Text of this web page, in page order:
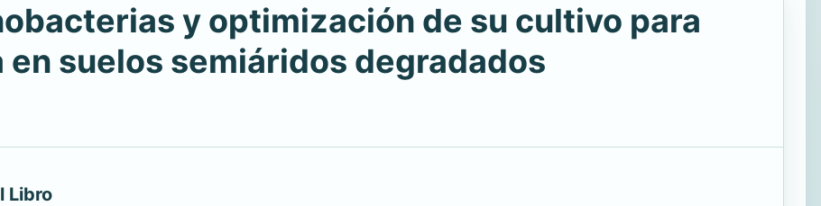
y optimización de su cultivo para
suelos semiáridos degradados
Libro